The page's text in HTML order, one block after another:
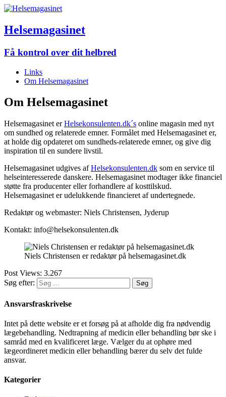
Helsemagasinet
Få kontrol over dit helbred
Links
Om Helsemagasinet
Om Helsemagasinet
Helsemagasinet erHelsekonsulenten.dk´s online magasin med nyt
om sundhed og relaterede emner. Formålet med Helsemagasinet er,
at holde dig opdateret om sundheds-relaterede emner, og give dig
inspiration til en sundere livstil.
Helsemagasinet udgives afHelsekonsulenten.dk som en service til
helseinteresserede danskere. Helsemagasinet modtager ikke financiel
støtte fra producenter eller forhandlere af kosttilskud.
Helsemagasinet er udelukkende financieret af undertegnede.
Redaktør og webmaster: Niels Christensen, Jyderup
Kontakt: info@helsekonsulenten.dk
Niels Christensen er redaktør på helsemagasinet.dk
Post Views: 3.267
Søg efter:
Ansvarsfraskrivelse
Intet på dette website er et forsøg på at afholde dig fra nødvendig
lægebehandling. Nedtrapning af medicin eller behandling bør ske i
samråd med en kvalificeret læge. Vælger du at ophøre med
lægeordineret medicin eller behandling bærer du selv det fulde
ansvar.
Kategorier